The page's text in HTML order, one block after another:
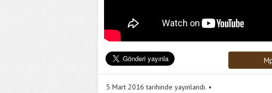
5 Mart 2016 tarihinde yayınlandı.